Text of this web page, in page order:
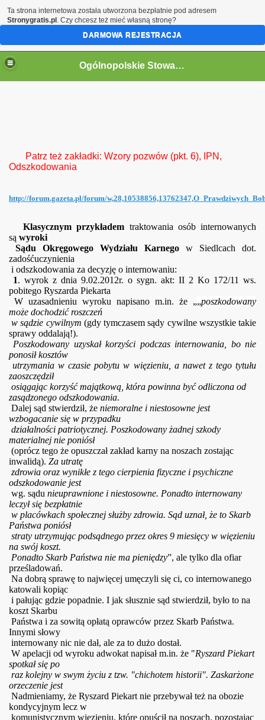
Ogólnopolskie Stowarzyszenie Internowanych i Represjonowanych
Patrz też zakładki: Wzory pozwów (pkt. 6), IPN,
Odszkodowania
http://forum.gazeta.pl/forum/
Klasycznymprzykładem traktowania osób internowanych
są wyroki
Sądu Okręgowego Wydziału Karnego w Siedlcach dot.
zadośćuczynienia
i odszkodowania za decyzję o internowaniu:
1. wyrok z dnia 9.02.2012r. o sygn. akt: II 2 Ko 172/11 ws.
pobitego Ryszarda Piekarta
W uzasadnieniu wyroku napisano m.in. że „„poszkodowany
może dochodzićroszczeń
w sądzie cywilnym (gdy tymczasem sądy cywilne wszystkie takie
sprawy oddalają!).
Poszkodowany uzyskał korzyści podczas internowania, bo nie
ponosiłkosztów
utrzymania w czasie pobytu w więzieniu, a nawet z tego tytułu
zaoszczędził
osiągając korzyść majątkową, która powinna być odliczona od
zasądzonego odszkodowania.
Dalej sąd stwierdził, że niemoralne i niestosowne jest
wzbogacanie się w przypadku
działalności patriotycznej. Poszkodowany żadnej szkody
materialnej nie poniósł
(oprócz tego że opuszczał zakład karny na noszach zostając
inwalidą). Za utratę
zdrowia oraz wynikłe z tego cierpienia fizyczne i psychiczne
odszkodowanie jest
wg. sądu nieuprawnione i niestosowne. Ponadto internowany
leczył się bezpłatnie
w placówkach społecznej służby zdrowia. Sąd uznał, że to Skarb
Państwa poniósł
straty utrzymując podsądnego przez okres 9 miesięcy w więzieniu
na swój koszt.
Ponadto Skarb Państwa nie ma pieniędzy”, ale tylko dla ofiar
prześladowań.
Na dobrą sprawę to najwięcej umęczyli się ci, co internowanego
katowali kopiąc
i pałując gdzie popadnie. I jak słusznie sąd stwierdził, było to na
koszt Skarbu
Państwa i za sowitą opłatą oprawców przez Skarb Państwa.
Innymi słowy
internowany nic nie dał, ale za to dużo dostał.
W apelacji od wyroku adwokat napisał m.in. że "Ryszard Piekart
spotkał się po
raz kolejny w swym życiu z tzw. "chichotem historii". Zaskarżone
orzeczenie jest
Nadmieniamy, że Ryszard Piekart nie przebywał też na obozie
kondycyjnym lecz w
komunistycznym więzieniu, które opuścił na noszach, pozostając
Ta strona internetowa została utworzona bezpłatnie pod adresem
Stronygratis.pl . Czy chcesz też mieć własną stronę?
DARMOWA REJESTRACJA